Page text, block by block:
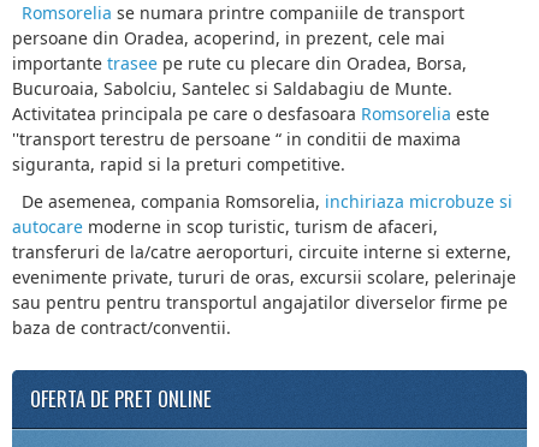
Romsorelia se numara printre companiile de transport
persoane din Oradea, acoperind, in prezent, cele mai
importante trasee pe rute cu plecare din Oradea, Borsa,
Bucuroaia, Sabolciu, Santelec si Saldabagiu de Munte.
Activitatea principala pe care o desfasoara Romsorelia este
''transport terestru de persoane “ in conditii de maxima
siguranta, rapid si la preturi competitive.
De asemenea, compania Romsorelia, inchiriaza microbuze si
autocare moderne in scop turistic, turism de afaceri,
transferuri de la/catre aeroporturi, circuite interne si externe,
evenimente private, tururi de oras, excursii scolare, pelerinaje
sau pentru pentru transportul angajatilor diverselor firme pe
baza de contract/conventii.
OFERTA DE PRET ONLINE